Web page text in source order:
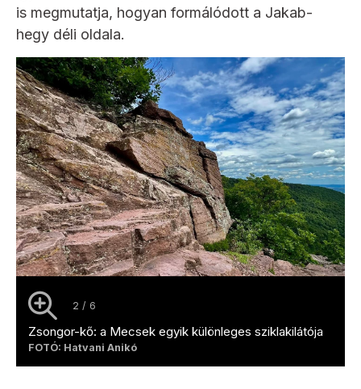
is megmutatja, hogyan formálódott a Jakab-
hegy déli oldala.
2 / 6
Zsongor-kő: a Mecsek egyik különleges sziklakilátója
FOTÓ: Hatvani Anikó